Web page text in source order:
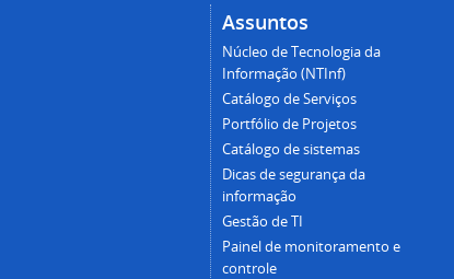
Assuntos
Núcleo de Tecnologia da
Informação (NTInf)
Catálogo de Serviços
Portfólio de Projetos
Catálogo de sistemas
Dicas de segurança da
informação
Gestão de TI
Painel de monitoramento e
controle